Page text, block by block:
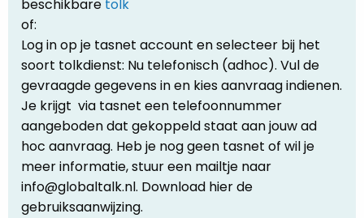
beschikbare tolk
of:
Log in op je tasnet account en selecteer bij het
soort tolkdienst: Nu telefonisch (adhoc). Vul de
gevraagde gegevens in en kies aanvraag indienen.
Je krijgt via tasnet een telefoonnummer
aangeboden dat gekoppeld staat aan jouw ad
hoc aanvraag. Heb je nog geen tasnet of wil je
meer informatie, stuur een mailtje naar
info@globaltalk.nl. Download hier de
gebruiksaanwijzing.